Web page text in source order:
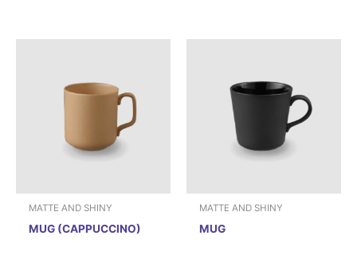
MATTE AND SHINY
MUG (CAPPUCCINO)
MATTE AND SHINY
MUG